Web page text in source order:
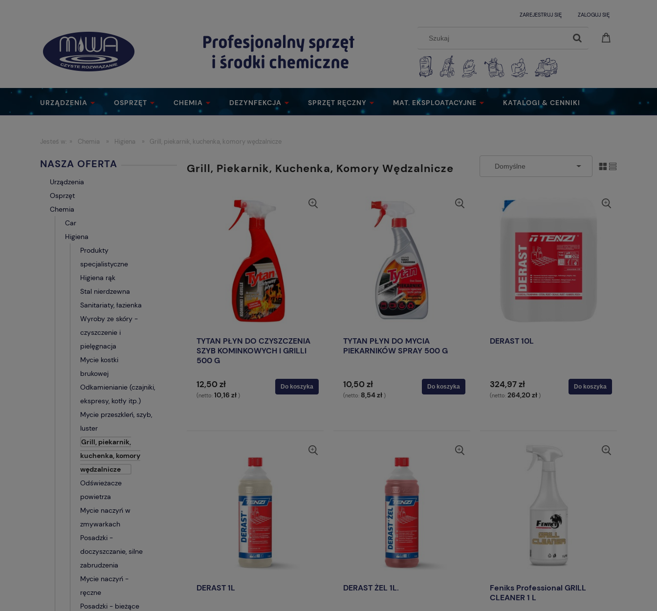
ZAREJESTRUJ SIĘ ZALOGUJ SIĘ
URZĄDZENIA OSPRZĘT CHEMIA DEZYNFEKCJA SPRZĘT RĘCZNY MAT. EKSPLOATACYJNE KATALOGI & CENNIKI
Jesteś w: » Chemia » Higiena » Grill, piekarnik, kuchenka, komory wędzalnicze
NASZA OFERTA
Urządzenia
Osprzęt
Chemia
Car
Higiena
Produkty
specjalistyczne
Higiena rąk
Stal nierdzewna
Sanitariaty, łazienka
Wyroby ze skóry -
czyszczenie i
pielęgnacja
Mycie kostki
brukowej
Odkamienianie (czajniki,
ekspresy, kotły itp.)
Mycie przeszkleń, szyb,
luster
Grill, piekarnik,
kuchenka, komory
wędzalnicze
Odświeżacze
powietrza
Mycie naczyń w
zmywarkach
Posadzki -
doczyszczanie, silne
zabrudzenia
Mycie naczyń -
ręczne
Posadzki - bieżące
Grill, Piekarnik, Kuchenka, Komory Wędzalnicze
TYTAN PŁYN DO CZYSZCZENIA
SZYB KOMINKOWYCH I GRILLI
500 G
12,50 zł
(netto: 10,16 zł )
Do koszyka
TYTAN PŁYN DO MYCIA
PIEKARNIKÓW SPRAY 500 G
10,50 zł
(netto: 8,54 zł )
Do koszyka
DERAST 10L
324,97 zł
(netto: 264,20 zł )
Do koszyka
DERAST 1L DERAST ŻEL 1L.
Feniks Professional GRILL
CLEANER 1 L